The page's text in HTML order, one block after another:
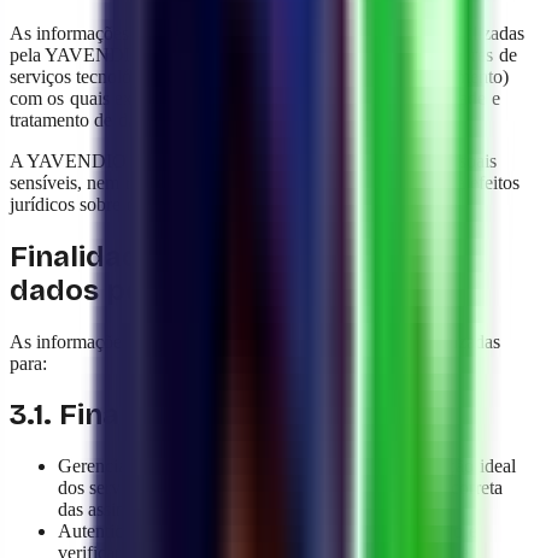
As informações coletadas por meio de cookies podem ser utilizadas
pela YAVENDIO e, quando aplicável, por terceiros prestadores de
serviços tecnológicos (especificados na seção 5 deste documento)
com os quais existem acordos contratuais de confidencialidade e
tratamento de dados, de acordo com a legislação vigente.
A YAVENDIO não utiliza cookies para capturar dados pessoais
sensíveis, nem realiza tratamento automatizado que produza efeitos
jurídicos sobre o usuário sem o seu consentimento prévio.
Finalidades do tratamento de
dados pessoais
As informações pessoais fornecidas pelos usuários são utilizadas
para:
3.1. Finalidades necessárias
Gerenciar as relações contratuais e garantir a prestação ideal
dos serviços oferecidos. Isso inclui a administração correta
das assinaturas.
Autenticar a identidade dos usuários ao iniciar sessão e
verificar a precisão das informações registradas, o que